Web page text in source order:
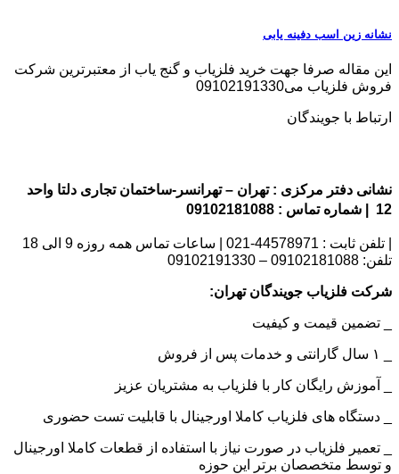
نشانه زین اسب دفینه یابی
این مقاله صرفا جهت خرید فلزیاب و گنج یاب از معتبرترین شرکت
فروش فلزیاب می09102191330
ارتباط با جویندگان
نشانی دفتر مرکزی : تهران – تهرانسر-ساختمان تجاری دلتا واحد
12 | شماره تماس : 09102181088
| تلفن ثابت : 44578971-021 | ساعات تماس همه روزه 9 الی 18
تلفن: 09102181088 – 09102191330
شرکت فلزیاب جویندگان تهران:
_ تضمین قیمت و کیفیت
_ آموزش رایگان کار با فلزیاب به مشتریان عزیز
_ دستگاه های فلزیاب کاملا اورجینال با قابلیت تست حضوری
_ تعمیر فلزیاب در صورت نیاز با استفاده از قطعات کاملا اورجینال
و توسط متخصصان برتر این حوزه